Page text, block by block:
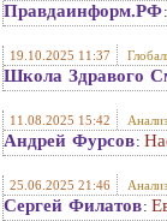
Правдаинформ.РФ:
19.10.2025 11:37
Школа Здравого
11.08.2025 15:42
Андрей Фурсов:
25.06.2025 21:46
Сергей Филатов: